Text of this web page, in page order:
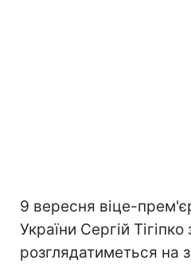
9 вересня віце-
України Сергій
розглядатиметься на